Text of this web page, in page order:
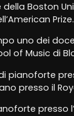
Boston
Prize.
uno dei
of Music di
pianoforte
presso il
presso